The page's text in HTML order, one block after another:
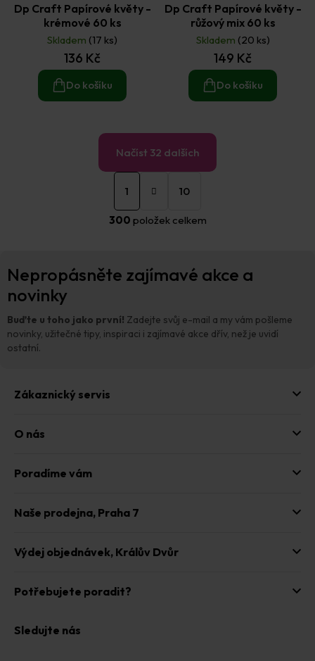
Dp Craft Papírové květy -
krémové 60 ks
Skladem (17 ks)
136 Kč
Do košíku
Dp Craft Papírové květy -
růžový mix 60 ks
Skladem (20 ks)
149 Kč
Do košíku
l
á
í
v
k
Načíst 32 dalších
S
n
á
n
1 10
300 položek celkem
Nepropásněte zajímavé akce a
novinky
Buďte u toho jako první! Zadejte svůj e-mail a my vám pošleme
novinky, užitečné tipy, inspiraci i zajímavé akce dřív, než je uvidí
ostatní.
Zákaznický servis
O nás
Poradíme vám
Naše prodejna, Praha 7
Výdej objednávek, Králův Dvůr
Potřebujete poradit?
Sledujte nás